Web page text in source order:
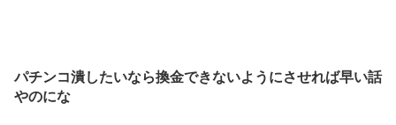
パチンコ潰したいなら換金できないようにさせれば早い話
やのにな